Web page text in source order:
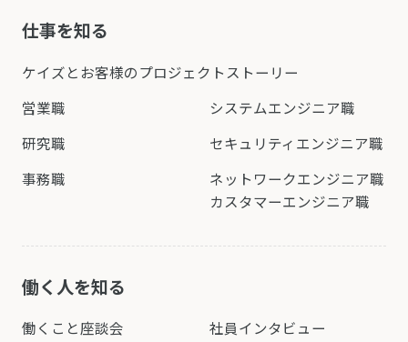
仕事を知る
ケイズとお客様のプロジェクトストーリー
営業職
システムエンジニア職
研究職
セキュリティエンジニア職
事務職
ネットワークエンジニア職
カスタマーエンジニア職
働く人を知る
働くこと座談会 社員インタビュー